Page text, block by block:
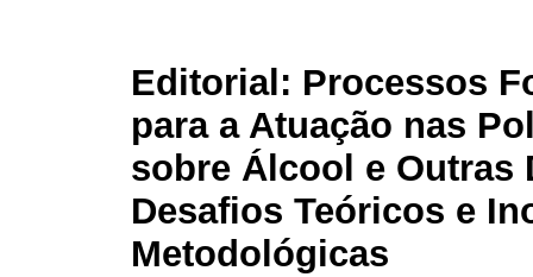
Editorial: Processos
para a Atuação nas
sobre Álcool e Outras
Desafios Teóricos e
Metodológicas